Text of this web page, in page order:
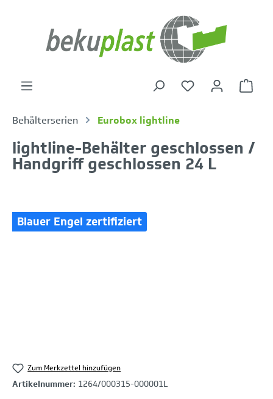
Behälterserien Eurobox lightline
lightline-Behälter geschlossen /
Handgriff geschlossen 24 L
Bildergalerie überspringen
Blauer Engel zertifiziert
Zum Merkzettel hinzufügen
Artikelnummer: 1264/000315-000001L